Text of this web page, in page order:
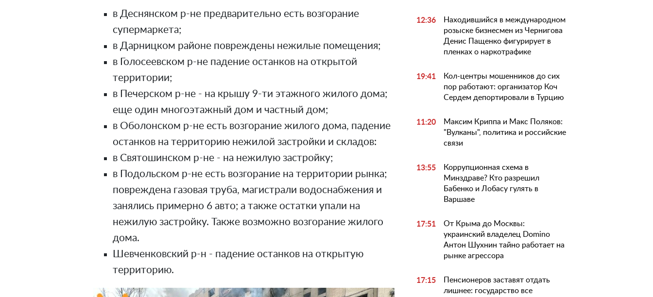
в Деснянском р-не предварительно есть возгорание
супермаркета;
в Дарницком районе повреждены нежилые помещения;
в Голосеевском р-не падение останков на открытой
территории;
в Печерском р-не - на крышу 9-ти этажного жилого дома;
еще один многоэтажный дом и частный дом;
в Оболонском р-не есть возгорание жилого дома, падение
останков на территорию нежилой застройки и складов:
в Святошинском р-не - на нежилую застройку;
в Подольском р-не есть возгорание на территории рынка;
повреждена газовая труба, магистрали водоснабжения и
занялись примерно 6 авто; а также остатки упали на
нежилую застройку. Также возможно возгорание жилого
дома.
Шевченковский р-н - падение останков на открытую
территорию.
12:36
Находившийся в международном
розыске бизнесмен из Чернигова
Денис Пащенко фигурирует в
пленках о наркотрафике
19:41
Кол-центры мошенников до сих
пор работают: организатор Коч
Сердем депортировали в Турцию
11:20
Максим Криппа и Макс Поляков:
"Вулканы", политика и российские
связи
13:55
Коррупционная схема в
Минздраве? Кто разрешил
Бабенко и Лобасу гулять в
Варшаве
17:51
От Крыма до Москвы:
украинский владелец Domino
Антон Шухнин тайно работает на
рынке агрессора
17:15
Пенсионеров заставят отдать
лишнее: государство все